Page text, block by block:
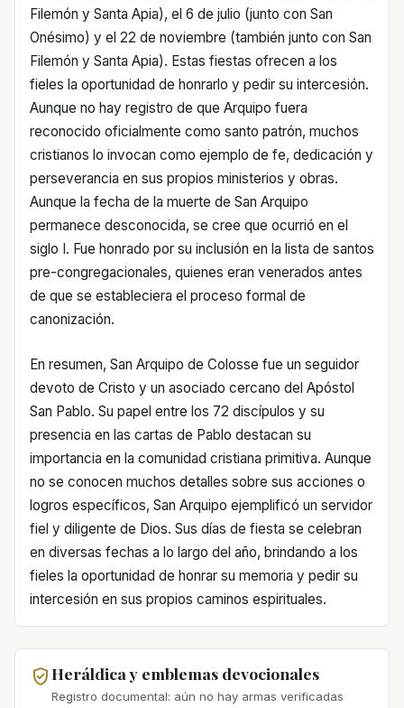
Filemón y Santa Apia), el 6 de julio (junto con San
Onésimo) y el 22 de noviembre (también junto con San
Filemón y Santa Apia). Estas fiestas ofrecen a los
fieles la oportunidad de honrarlo y pedir su intercesión.
Aunque no hay registro de que Arquipo fuera
reconocido oficialmente como santo patrón, muchos
cristianos lo invocan como ejemplo de fe, dedicación y
perseverancia en sus propios ministerios y obras.
Aunque la fecha de la muerte de San Arquipo
permanece desconocida, se cree que ocurrió en el
siglo I. Fue honrado por su inclusión en la lista de santos
pre-congregacionales, quienes eran venerados antes
de que se estableciera el proceso formal de
canonización.
En resumen, San Arquipo de Colosse fue un seguidor
devoto de Cristo y un asociado cercano del Apóstol
San Pablo. Su papel entre los 72 discípulos y su
presencia en las cartas de Pablo destacan su
importancia en la comunidad cristiana primitiva. Aunque
no se conocen muchos detalles sobre sus acciones o
logros específicos, San Arquipo ejemplificó un servidor
fiel y diligente de Dios. Sus días de fiesta se celebran
en diversas fechas a lo largo del año, brindando a los
fieles la oportunidad de honrar su memoria y pedir su
intercesión en sus propios caminos espirituales.
Heráldica y emblemas devocionales
Registro documental: aún no hay armas verificadas